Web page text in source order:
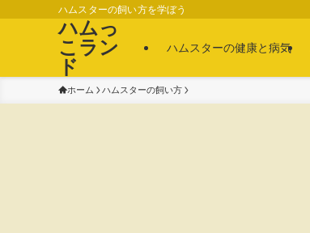
ハムスターの飼い方を学ぼう
ハムっ
こラン
ド
ハムスターの健康と病気
ホーム ハムスターの飼い方